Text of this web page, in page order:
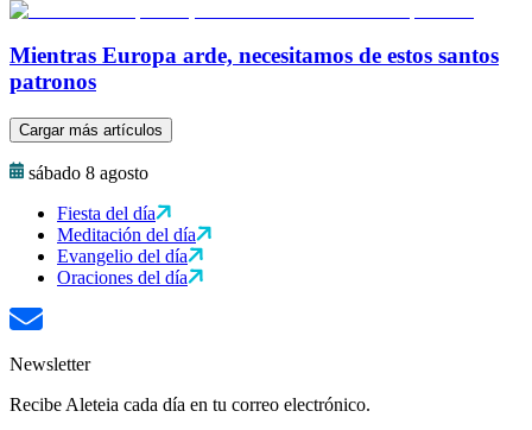
Mientras Europa arde, necesitamos de estos santos
patronos
Cargar más artículos
sábado 8 agosto
Fiesta del día
Meditación del día
Evangelio del día
Oraciones del día
Newsletter
Recibe Aleteia cada día en tu correo electrónico.